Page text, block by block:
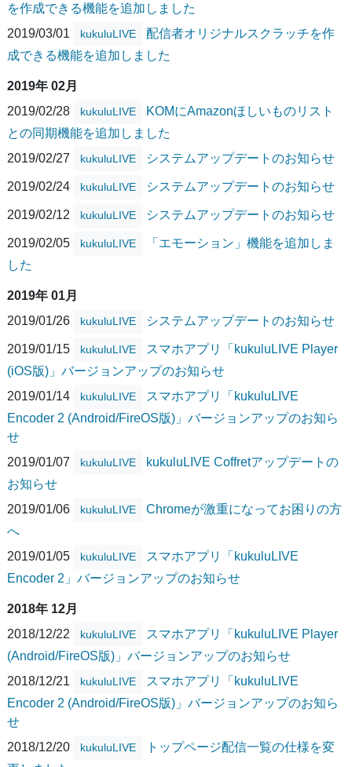
を作成できる機能を追加しました
2019/03/01
kukuluLIVE
配信者オリジナルスクラッチを作
成できる機能を追加しました
2019年 02月
2019/02/28
kukuluLIVE
KOMにAmazonほしいものリスト
との同期機能を追加しました
2019/02/27
kukuluLIVE システムアップデートのお知らせ
2019/02/24 kukuluLIVE システムアップデートのお知らせ
2019/02/12 kukuluLIVE システムアップデートのお知らせ
2019/02/05 kukuluLIVE
「エモーション」機能を追加しま
した
2019年 01月
2019/01/26
kukuluLIVE システムアップデートのお知らせ
2019/01/15 kukuluLIVE
スマホアプリ「kukuluLIVE Player
(iOS版)」バージョンアップのお知らせ
2019/01/14
kukuluLIVE
スマホアプリ「kukuluLIVE
Encoder 2 (Android/FireOS版)」バージョンアップのお知ら
せ
2019/01/07
kukuluLIVE
kukuluLIVE Coffretアップデートの
お知らせ
2019/01/06
kukuluLIVE
Chromeが激重になってお困りの方
へ
2019/01/05
kukuluLIVE
スマホアプリ「kukuluLIVE
Encoder 2」バージョンアップのお知らせ
2018年 12月
2018/12/22
kukuluLIVE
スマホアプリ「kukuluLIVE Player
(Android/FireOS版)」バージョンアップのお知らせ
2018/12/21
kukuluLIVE
スマホアプリ「kukuluLIVE
Encoder 2 (Android/FireOS版)」バージョンアップのお知ら
せ
2018/12/20
kukuluLIVE
トップページ配信一覧の仕様を変